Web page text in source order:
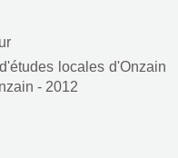
locales d'Onzain
- 2012